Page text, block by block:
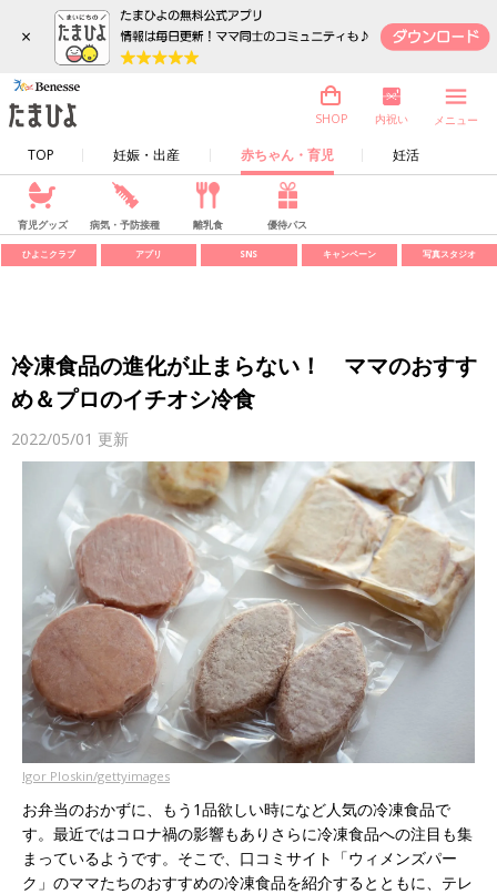
×
TOP 妊娠・出産 赤ちゃん・育児 妊活
SHOP 内祝い メニュー
育児グッズ 病気・予防接種 離乳食 優待パス
ひよこクラブ アプリ SNS キャンペーン 写真スタジオ
冷凍食品の進化が止まらない！ ママのおすす
め＆プロのイチオシ冷食
2022/05/01 更新
Igor Ploskin/gettyimages
お弁当のおかずに、もう1品欲しい時になど人気の冷凍食品で
す。最近ではコロナ禍の影響もありさらに冷凍食品への注目も集
まっているようです。そこで、口コミサイト「ウィメンズパー
ク」のママたちのおすすめの冷凍食品を紹介するとともに、テレ